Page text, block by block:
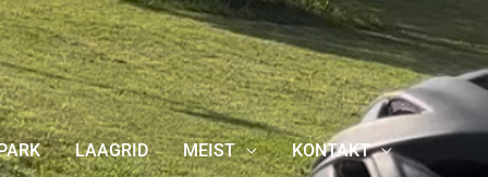
LAAGRID MEIST KONTAKT